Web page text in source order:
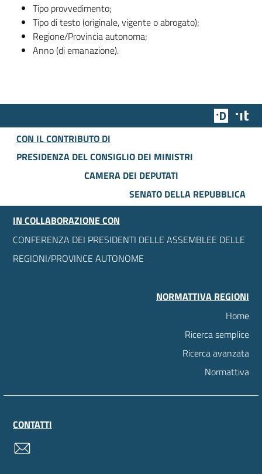
Tipo provvedimento;
Tipo di testo (originale, vigente o abrogato);
Regione/Provincia autonoma;
Anno (di emanazione).
Team
CON IL CONTRIBUTO DI
PRESIDENZA DEL CONSIGLIO DEI MINISTRI
CAMERA DEI DEPUTATI
SENATO DELLA REPUBBLICA
IN COLLABORAZIONE CON
CONFERENZA DEI PRESIDENTI DELLE ASSEMBLEE DELLE
REGIONI/PROVINCE AUTONOME
NORMATTIVA REGIONI
Home
Ricerca semplice
Ricerca avanzata
Normattiva
CONTATTI